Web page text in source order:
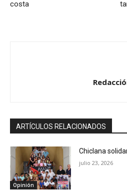
costa
ARTÍCULOS RELACIONADOS
Opinión
Chiclana
julio 23, 2026